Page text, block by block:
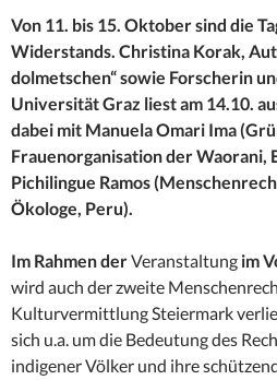
Von 11. bis 15. Oktober sind die
Widerstands. Christina Korak,
dolmetschen“ sowie Forscherin
Universität Graz liest am 14.10.
dabei mit Manuela Omari Ima
Frauenorganisation der Waorani,
Pichilingue Ramos
Ökologe, Peru).
Im Rahmen derVeranstaltung im
wird auch der zweite
Kulturvermittlung Steiermark
sich u.a. um die Bedeutung des
indigener Völker und ihre